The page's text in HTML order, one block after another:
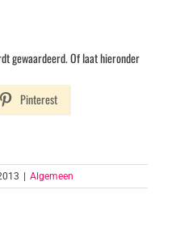
gewaardeerd. Of laat hieronder
Pinterest
Algemeen